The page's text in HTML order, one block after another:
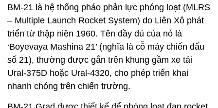
BM-21 là hệ thống pháo phản lực phóng loạt (MLRS
– Multiple Launch Rocket System) do Liên Xô phát
triển từ thập niên 1960. Tên đầy đủ của nó là
‘Boyevaya Mashina 21’ (nghĩa là cỗ máy chiến đấu
số 21), thường được gắn trên khung gầm xe tải
Ural‑375D hoặc Ural‑4320, cho phép triển khai
nhanh chóng trên chiến trường.